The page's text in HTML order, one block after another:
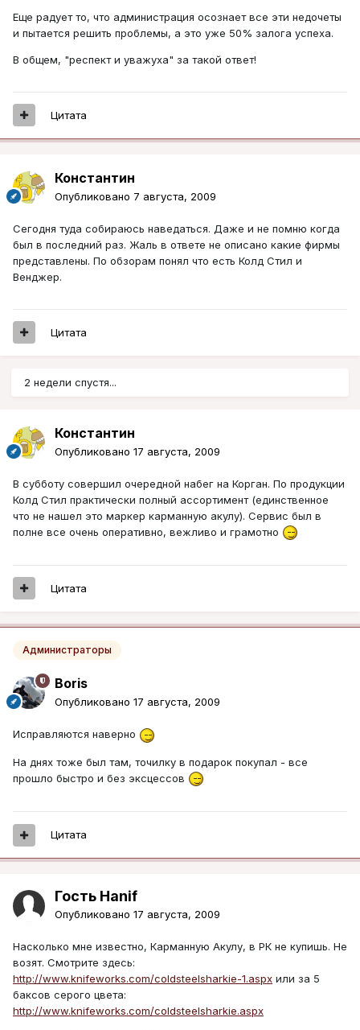
Еще радует то, что администрация осознает все эти недочеты
и пытается решить проблемы, а это уже 50% залога успеха.
В общем, "респект и уважуха" за такой ответ!
Цитата
Константин
Опубликовано 7 августа, 2009
Сегодня туда собираюсь наведаться. Даже и не помню когда
был в последний раз. Жаль в ответе не описано какие фирмы
представлены. По обзорам понял что есть Колд Стил и
Венджер.
Цитата
2 недели спустя...
Константин
Опубликовано 17 августа, 2009
В субботу совершил очередной набег на Корган. По продукции
Колд Стил практически полный ассортимент (единственное
что не нашел это маркер карманную акулу). Сервис был в
полне все очень оперативно, вежливо и грамотно
Цитата
Администраторы
Boris
Опубликовано 17 августа, 2009
Исправляются наверно
На днях тоже был там, точилку в подарок покупал - все
прошло быстро и без эксцессов
Цитата
Гость Hanif
Опубликовано 17 августа, 2009
Насколько мне известно, Карманную Акулу, в РК не купишь. Не
возят. Смотрите здесь:
http://www.knifeworks.com/coldsteelsharkie-1.aspx или за 5
баксов серого цвета:
http://www.knifeworks.com/coldsteelsharkie.aspx